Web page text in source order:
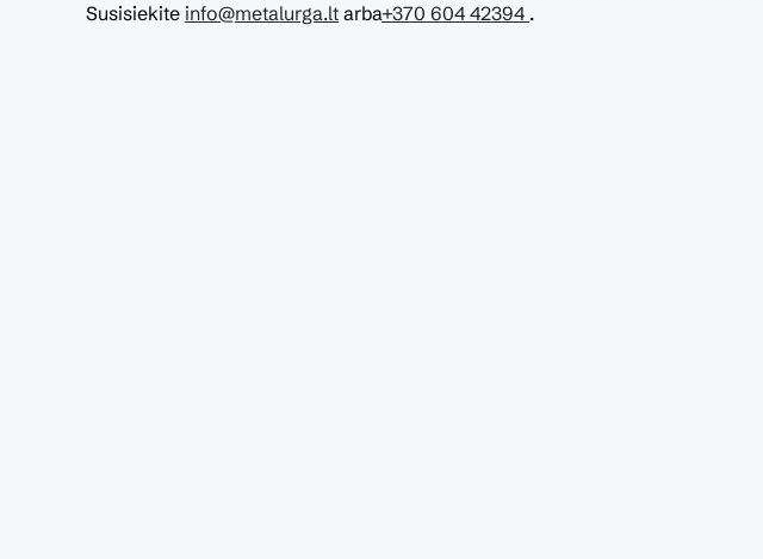
Susisiekite info@metalurga.lt arba+370 604 42394 .